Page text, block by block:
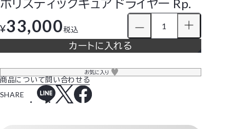
ホリスティックキュア ドライヤー Rp.
¥33,000税込
カートに入れる
お気に入り
商品について問い合わせる
SHARE